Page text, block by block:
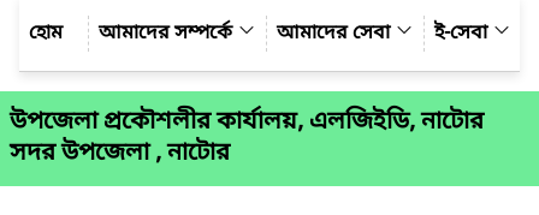
আমাদের সম্পর্কে
আমাদের সেবা ই-সেবা
উপজেলা প্রকৌশলীর কার্যালয়, এলজিইডি, নাটোর
সদর উপজেলা , নাটোর